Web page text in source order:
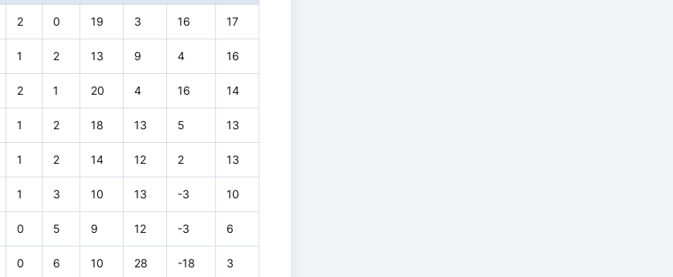
2 0 19 3 16 17
1 2 13 9 4 16
2 1 20 4 16 14
1 2 18 13 5 13
1 2 14 12 2 13
1 3 10 13 -3 10
0 5 9 12 -3 6
0 6 10 28 -18 3